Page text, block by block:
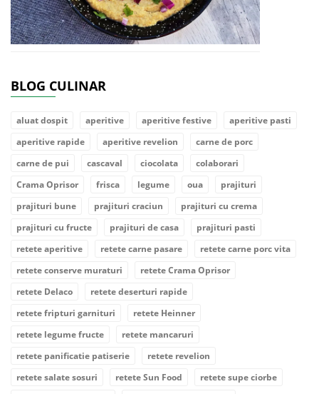
BLOG CULINAR
aluat dospit aperitive aperitive festive
aperitive pasti
aperitive rapide
aperitive revelion
carne de porc
carne de pui
cascaval ciocolata
colaborari
Crama Oprisor
frisca legume oua
prajituri
prajituri bune
prajituri craciun
prajituri cu crema
prajituri cu fructe
prajituri de casa
prajituri pasti
retete aperitive
retete carne pasare
retete carne porc vita
retete conserve muraturi
retete Crama Oprisor
retete Delaco
retete deserturi rapide
retete fripturi garnituri
retete Heinner
retete legume fructe
retete mancaruri
retete panificatie patiserie
retete revelion
retete salate sosuri
retete Sun Food
retete supe ciorbe